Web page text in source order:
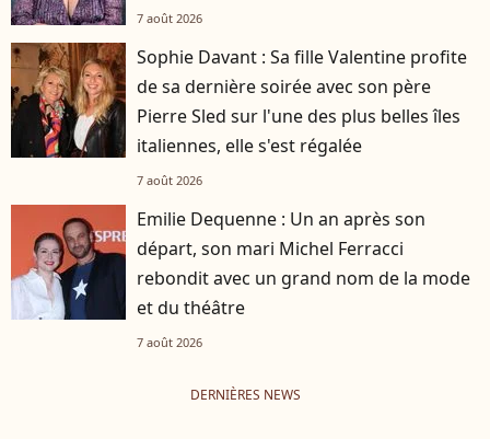
7 août 2026
Sophie Davant : Sa fille Valentine profite
de sa dernière soirée avec son père
Pierre Sled sur l'une des plus belles îles
italiennes, elle s'est régalée
7 août 2026
Emilie Dequenne : Un an après son
départ, son mari Michel Ferracci
rebondit avec un grand nom de la mode
et du théâtre
7 août 2026
DERNIÈRES NEWS